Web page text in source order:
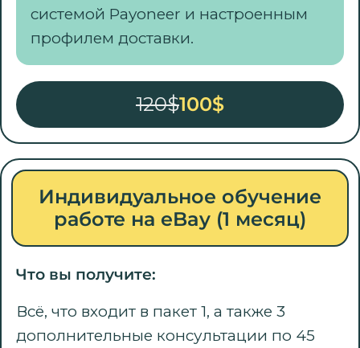
системой Payoneer и настроенным
профилем доставки.
120$100$
Индивидуальное обучение
работе на eBay (1 месяц)
Что вы получите:
Всё, что входит в пакет 1, а также 3
дополнительные консультации по 45